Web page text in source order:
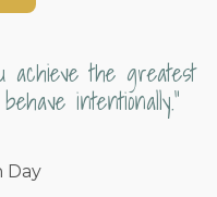
achieve the greatest
intentionally.”
Day